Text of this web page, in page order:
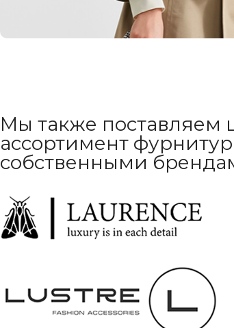
Мы также поставляем
ассортимент
собственными